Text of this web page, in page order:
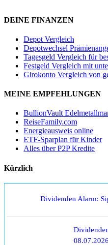
DEINE FINANZEN
Depot Vergleich
Depotwechsel
Tagesgeld Vergleich für
Festgeld Vergleich mit
Girokonto Vergleich von
MEINE EMPFEHLUNGEN
BullionVault
ReiseFamily.com
Energieausweis online
ETF-Sparplan für Kinder
Alles über P2P Kredite
Kürzlich
Dividenden Alarm:
08.07.2026